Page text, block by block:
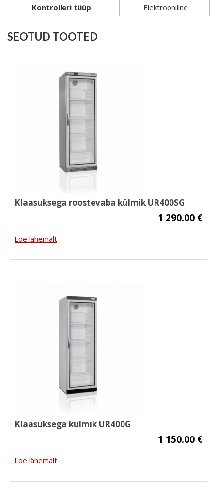
Kontrolleri tüüp: Elektrooniline
SEOTUD TOOTED
Klaasuksega roostevaba külmik UR400SG
1 290.00 €
Loe lähemalt
Klaasuksega külmik UR400G
1 150.00 €
Loe lähemalt